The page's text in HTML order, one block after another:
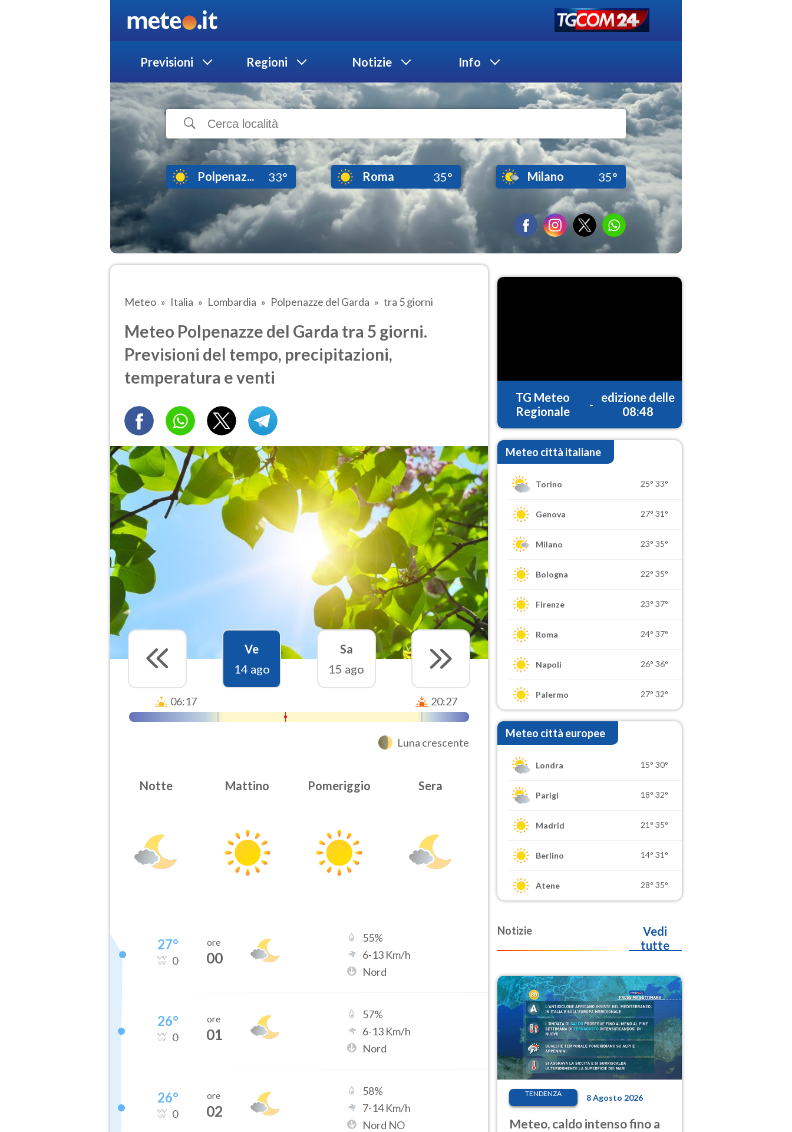
Previsioni Regioni Notizie Info
Polpenaz... 33° Roma 35° Milano 35°
Meteo Italia Lombardia Polpenazze del Garda tra 5 giorni
Meteo Polpenazze del Garda tra 5 giorni.
Previsioni del tempo, precipitazioni,
temperatura e venti
Ve
14 ago
Sa
15 ago
06:17 20:27
Luna crescente
Notte Mattino Pomeriggio Sera
27°
0
ore
00
55%
6-13 Km/h
Nord
26°
0
ore
01
57%
6-13 Km/h
Nord
26°
0
ore
02
58%
7-14Km/h
Nord NO
TG Meteo
Regionale
-
edizione delle
08:48
Meteo città italiane
Torino 25° 33°
Genova 27° 31°
Milano 23° 35°
Bologna 22° 35°
Firenze 23° 37°
Roma 24° 37°
Napoli 26° 36°
Palermo 27° 32°
Meteo città europee
Londra 15° 30°
Parigi 18° 32°
Madrid 21° 35°
Berlino 14° 31°
Atene 28° 35°
Notizie
Vedi
tutte
TENDENZA 8 Agosto 2026
Meteo, caldo intenso fino a